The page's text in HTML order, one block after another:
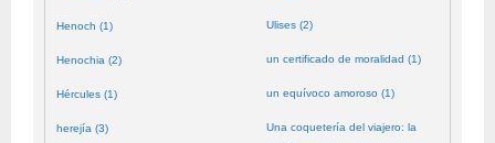
Henoch (1)
Henochia (2)
Hércules (1)
herejía (3)
Ulises (2)
un certificado de moralidad (1)
un equívoco amoroso (1)
Una coquetería del viajero: la